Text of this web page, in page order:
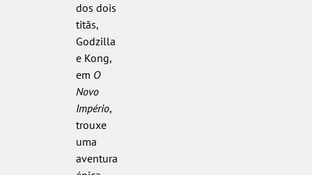
dos dois
titãs,
Godzilla
e Kong,
em O
Novo
Império,
trouxe
uma
aventura